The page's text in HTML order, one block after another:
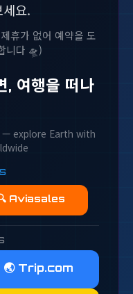
요.
휴가 없어 예약을 도
니다 🛸)
, 여행을 떠나
explore Earth with
Aviasales
🌏 Trip.com